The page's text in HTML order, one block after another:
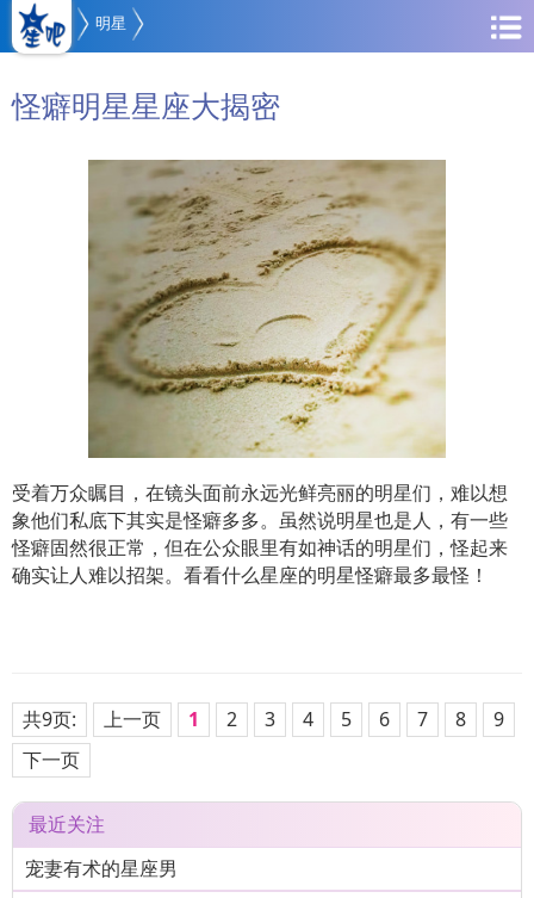
明星
怪癖明星星座大揭密
受着万众瞩目，在镜头面前永远光鲜亮丽的明星们，难以想
象他们私底下其实是怪癖多多。虽然说明星也是人，有一些
怪癖固然很正常，但在公众眼里有如神话的明星们，怪起来
确实让人难以招架。看看什么星座的明星怪癖最多最怪！
共9页: 上一页 1 2 3 4 5 6 7 8
9
下一页
最近关注
宠妻有术的星座男